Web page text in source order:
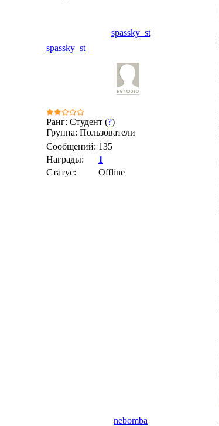
spassky_st
spassky_st
Ранг: Студент (?)
Группа: Пользователи
Сообщений: 135
Награды:
1
Статус:
Offline
nebomba